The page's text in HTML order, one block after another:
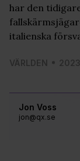
Jon Voss
jon@qx.se
har den
italienska
VÄRLDEN